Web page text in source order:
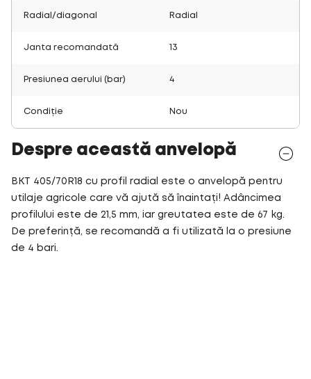
Radial/diagonal Radial
Janta recomandată 13
Presiunea aerului (bar) 4
Condiție Nou
Despre această anvelopă
BKT 405/70R18 cu profil radial este o anvelopă pentru
utilaje agricole care vă ajută să înaintați! Adâncimea
profilului este de 21,5 mm, iar greutatea este de 67 kg.
De preferință, se recomandă a fi utilizată la o presiune
de 4 bari.